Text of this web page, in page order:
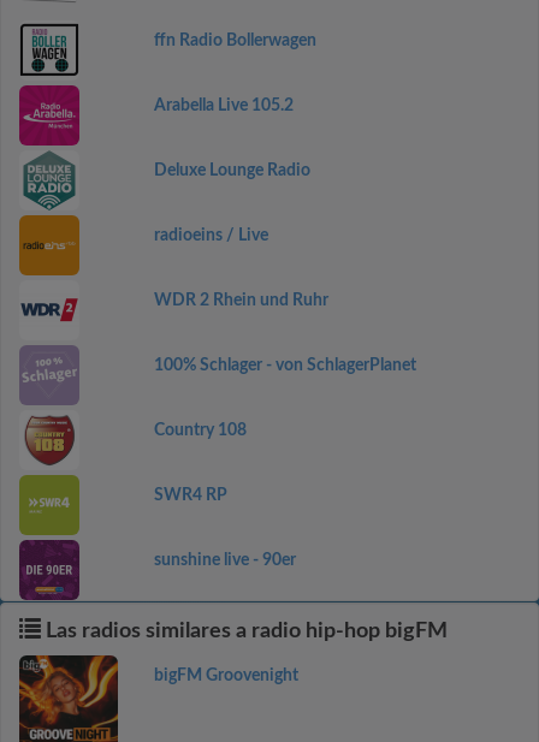
ffn Radio Bollerwagen
Arabella Live 105.2
Deluxe Lounge Radio
radioeins / Live
WDR 2 Rhein und Ruhr
100% Schlager - von SchlagerPlanet
Country 108
SWR4 RP
sunshine live - 90er
Las radios similares a radio hip-hop bigFM
bigFM Groovenight